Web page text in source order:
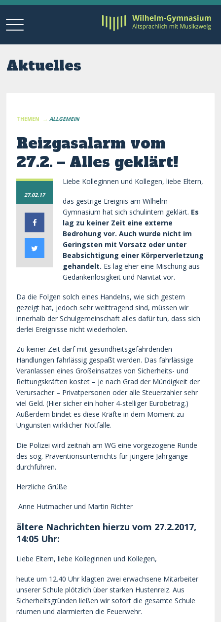
Aktuelles
THEMEN → ALLGEMEIN
Reizgasalarm vom
27.2. – Alles geklärt!
27.02.17
Liebe Kolleginnen und Kollegen, liebe Eltern,
das gestrige Ereignis am Wilhelm-
Gymnasium hat sich schulintern geklärt. Es
lag zu keiner Zeit eine externe
Bedrohung vor. Auch wurde nicht im
Geringsten mit Vorsatz oder unter
Beabsichtigung einer Körperverletzung
gehandelt. Es lag eher eine Mischung aus
Gedankenlosigkeit und Naivität vor.
Da die Folgen solch eines Handelns, wie sich gestern
gezeigt hat, jedoch sehr weittragend sind, müssen wir
innerhalb der Schulgemeinschaft alles dafür tun, dass sich
derlei Ereignisse nicht wiederholen.
Zu keiner Zeit darf mit gesundheitsgefährdenden
Handlungen fahrlässig gespaßt werden. Das fahrlässige
Veranlassen eines Großeinsatzes von Sicherheits- und
Rettungskräften kostet – je nach Grad der Mündigkeit der
Verursacher – Privatpersonen oder alle Steuerzahler sehr
viel Geld. (Hier sicher ein hoher 4-stelliger Eurobetrag.)
Außerdem bindet es diese Kräfte in dem Moment zu
Ungunsten wirklicher Notfälle.
Die Polizei wird zeitnah am WG eine vorgezogene Runde
des sog. Präventionsunterrichts für jüngere Jahrgänge
durchführen.
Herzliche Grüße
Anne Hutmacher und Martin Richter
ältere Nachrichten hierzu vom 27.2.2017,
14:05 Uhr:
Liebe Eltern, liebe Kolleginnen und Kollegen,
heute um 12.40 Uhr klagten zwei erwachsene Mitarbeiter
unserer Schule plötzlich über starken Hustenreiz. Aus
Sicherheitsgründen ließen wir sofort die gesamte Schule
räumen und alarmierten die Feuerwehr.